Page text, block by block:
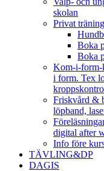
skolan
Privat träning
Boka
Boka
Kom-i-form-
i form. Tex
Friskvård &
löpband,
digital after
Info före
TÄVLING&DP
DAGIS